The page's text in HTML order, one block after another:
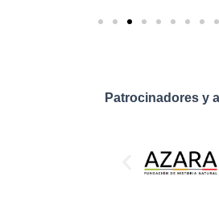
Patrocinadores y